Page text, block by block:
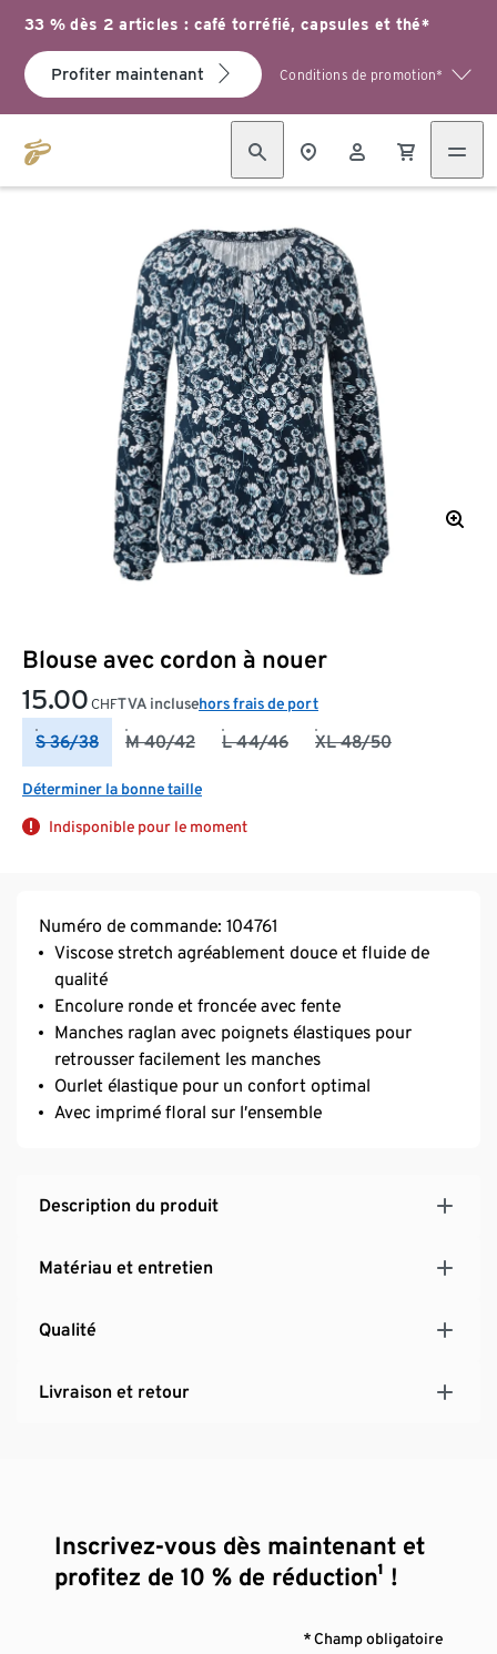
33 % dès 2 articles : café torréfié, capsules et thé*
Profiter maintenant Conditions de promotion*
Blouse avec cordon à nouer
15.00 CHFTVA inclusehors frais de port
S 36/38 M 40/42 L 44/46 XL 48/50
Déterminer la bonne taille
Indisponible pour le moment
Numéro de commande: 104761
Viscose stretch agréablement douce et fluide de
qualité
Encolure ronde et froncée avec fente
Manches raglan avec poignets élastiques pour
retrousser facilement les manches
Ourlet élastique pour un confort optimal
Avec imprimé floral sur l’ensemble
Description du produit
Matériau et entretien
Qualité
Livraison et retour
Inscrivez-vous dès maintenant et
profitez de 10 % de réduction¹ !
* Champ obligatoire